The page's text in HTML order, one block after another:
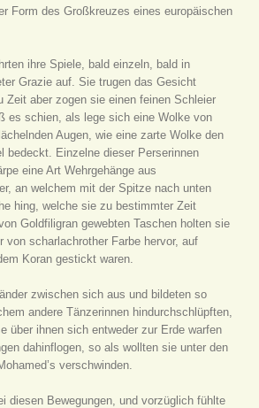
Form des Großkreuzes eines europäischen
ihre Spiele, bald einzeln, bald in
Grazie auf. Sie trugen das Gesicht
Zeit aber zogen sie einen feinen Schleier
es schien, als lege sich eine Wolke von
Augen, wie eine zarte Wolke den
bedeckt. Einzelne dieser Perserinnen
eine Art Wehrgehänge aus
an welchem mit der Spitze nach unten
hing, welche sie zu bestimmter Zeit
Goldfiligran gewebten Taschen holten sie
von scharlachrother Farbe hervor, auf
Koran gestickt waren.
zwischen sich aus und bildeten so
andere Tänzerinnen hindurchschlüpften,
über ihnen sich entweder zur Erde warfen
dahinflogen, so als wollten sie unter den
verschwinden.
diesen Bewegungen, und vorzüglich fühlte